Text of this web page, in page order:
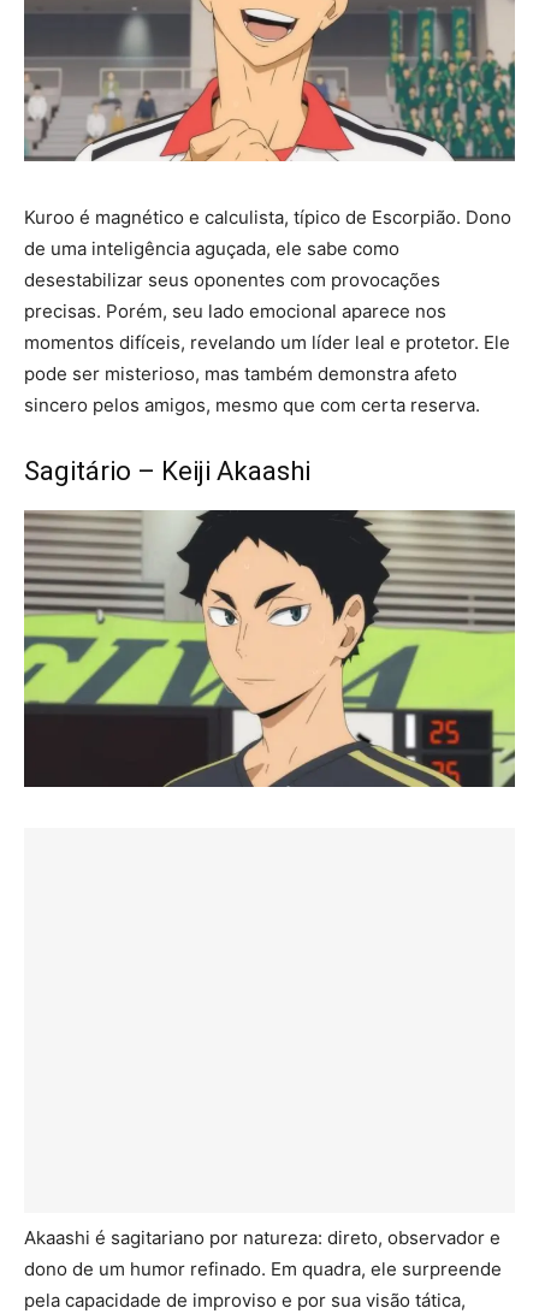
Kuroo é magnético e calculista, típico de Escorpião. Dono
de uma inteligência aguçada, ele sabe como
desestabilizar seus oponentes com provocações
precisas. Porém, seu lado emocional aparece nos
momentos difíceis, revelando um líder leal e protetor. Ele
pode ser misterioso, mas também demonstra afeto
sincero pelos amigos, mesmo que com certa reserva.
Sagitário – Keiji Akaashi
Akaashi é sagitariano por natureza: direto, observador e
dono de um humor refinado. Em quadra, ele surpreende
pela capacidade de improviso e por sua visão tática,